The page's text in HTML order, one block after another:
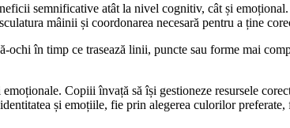
semnificative atât la nivel cognitiv, cât și
mâinii și coordonarea necesară pentru a ține
în timp ce trasează linii, puncte sau forme mai
Copiii învață să își gestioneze resursele
și emoțiile, fie prin alegerea culorilor